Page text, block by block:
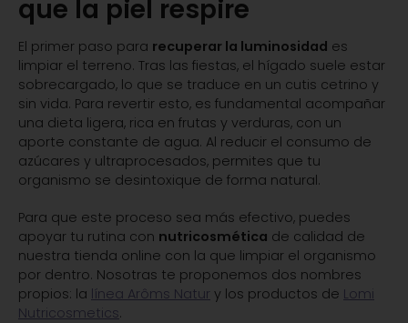
que la piel respire
El primer paso para recuperar la luminosidad es
limpiar el terreno. Tras las fiestas, el hígado suele estar
sobrecargado, lo que se traduce en un cutis cetrino y
sin vida. Para revertir esto, es fundamental acompañar
una dieta ligera, rica en frutas y verduras, con un
aporte constante de agua. Al reducir el consumo de
azúcares y ultraprocesados, permites que tu
organismo se desintoxique de forma natural.
Para que este proceso sea más efectivo, puedes
apoyar tu rutina con nutricosmética de calidad de
nuestra tienda online con la que limpiar el organismo
por dentro. Nosotras te proponemos dos nombres
propios: la línea Arôms Natur y los productos de Lomi
Nutricosmetics.